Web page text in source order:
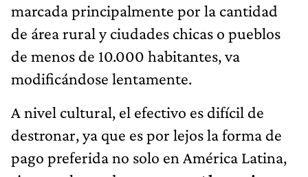
marcada principalmente por la cantidad
de área rural y ciudades chicas o pueblos
de menos de 10.000 habitantes, va
modificándose lentamente.
A nivel cultural, el efectivo es difícil de
destronar, ya que es por lejos la forma de
pago preferida no solo en América Latina,